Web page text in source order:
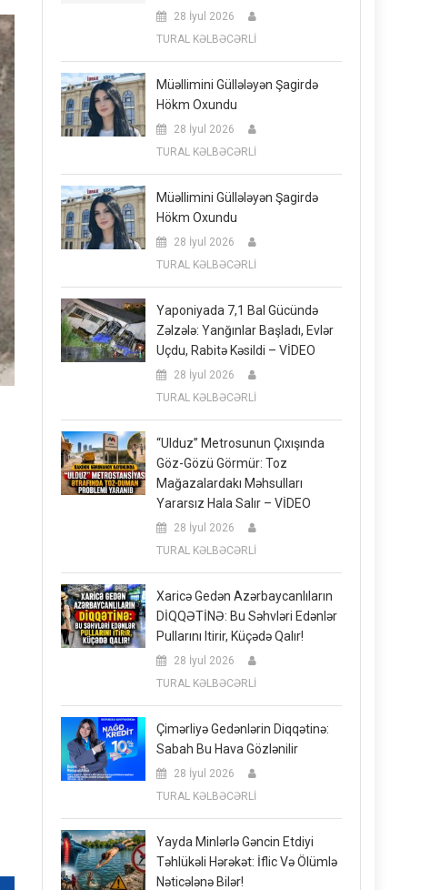
28 İyul 2026
TURAL KƏLBƏCƏRLİ
Müəllimini Güllələyən Şagirdə
Hökm Oxundu
28 İyul 2026
TURAL KƏLBƏCƏRLİ
Müəllimini Güllələyən Şagirdə
Hökm Oxundu
28 İyul 2026
TURAL KƏLBƏCƏRLİ
Yaponiyada 7,1 Bal Gücündə
Zəlzələ: Yanğınlar Başladı, Evlər
Uçdu, Rabitə Kəsildi – VİDEO
28 İyul 2026
TURAL KƏLBƏCƏRLİ
“Ulduz” Metrosunun Çıxışında
Göz-Gözü Görmür: Toz
Mağazalardakı Məhsulları
Yararsız Hala Salır – VİDEO
28 İyul 2026
TURAL KƏLBƏCƏRLİ
Xaricə Gedən Azərbaycanlıların
DİQQƏTİNƏ: Bu Səhvləri Edənlər
Pullarını Itirir, Küçədə Qalır!
28 İyul 2026
TURAL KƏLBƏCƏRLİ
Çimərliyə Gedənlərin Diqqətinə:
Sabah Bu Hava Gözlənilir
28 İyul 2026
TURAL KƏLBƏCƏRLİ
Yayda Minlərlə Gəncin Etdiyi
Təhlükəli Hərəkət: İflic Və Ölümlə
Nəticələnə Bilər!